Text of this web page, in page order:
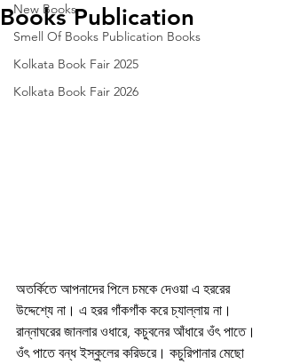
New Books
Smell Of Books Publication Books
Kolkata Book Fair 2025
Kolkata Book Fair 2026
Books Publication
অতর্কিতে আপনাদের পিলে চমকে দেওয়া এ হররের
উদ্দেশ্যে না। এ হরর গাঁকগাঁক করে চ্যাল্লায় না।
রান্নাঘরের জানলার ওধারে, কচুবনের আঁধারে ওঁৎ পাতে।
ওঁৎ পাতে বন্ধ ইস্কুলের করিডরে। কচুরিপানার মেছো